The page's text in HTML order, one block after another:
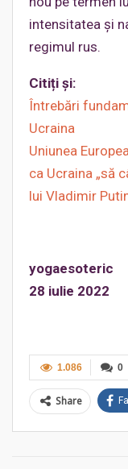
intensitatea și
regimul rus.
Citiți și:
Întrebări
Ucraina
Uniunea
ca Ucraina „să
lui Vladimir
yogaesoteric
28 iulie 2022
0
1.086
Share